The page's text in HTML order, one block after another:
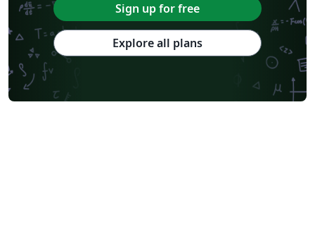
Sign up for free
Explore all plans